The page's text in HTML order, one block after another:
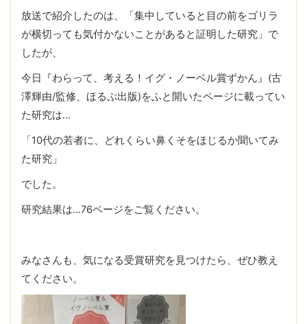
放送で紹介したのは、「集中していると目の前をゴリラ
が横切っても気付かないことがあると証明した研究」で
したが、
今日『わらって、考える！イグ・ノーベル賞ずかん』(古
澤輝由/監修、ほるぷ出版)をふと開いたページに載ってい
た研究は…
「10代の若者に、どれくらい鼻くそをほじるか聞いてみ
た研究」
でした。
研究結果は…76ページをご覧ください。
みなさんも、気になる受賞研究を見つけたら、ぜひ教え
てください。